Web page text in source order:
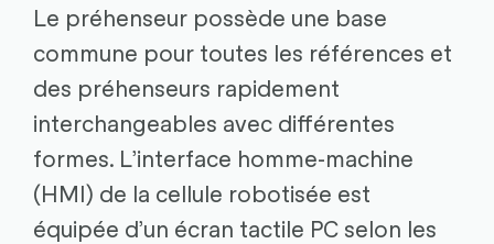
Le préhenseur possède une base
commune pour toutes les références et
des préhenseurs rapidement
interchangeables avec différentes
formes. L’interface homme-machine
(HMI) de la cellule robotisée est
équipée d’un écran tactile PC selon les